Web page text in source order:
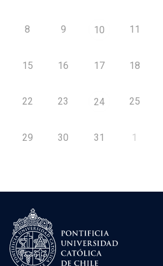
8 9 10 11
15 16 17 18
22 23 24 25
29 30 31 1